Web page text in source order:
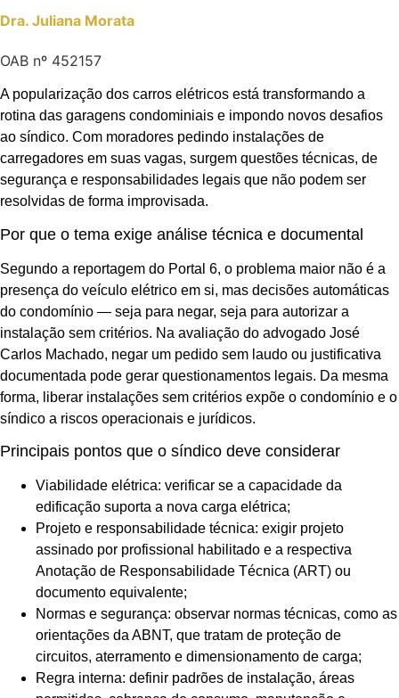
Dra. Juliana Morata
OAB nº 452157
A popularização dos carros elétricos está transformando a
rotina das garagens condominiais e impondo novos desafios
ao síndico. Com moradores pedindo instalações de
carregadores em suas vagas, surgem questões técnicas, de
segurança e responsabilidades legais que não podem ser
resolvidas de forma improvisada.
Por que o tema exige análise técnica e documental
Segundo a reportagem do Portal 6, o problema maior não é a
presença do veículo elétrico em si, mas decisões automáticas
do condomínio — seja para negar, seja para autorizar a
instalação sem critérios. Na avaliação do advogado José
Carlos Machado, negar um pedido sem laudo ou justificativa
documentada pode gerar questionamentos legais. Da mesma
forma, liberar instalações sem critérios expõe o condomínio e o
síndico a riscos operacionais e jurídicos.
Principais pontos que o síndico deve considerar
Viabilidade elétrica: verificar se a capacidade da
edificação suporta a nova carga elétrica;
Projeto e responsabilidade técnica: exigir projeto
assinado por profissional habilitado e a respectiva
Anotação de Responsabilidade Técnica (ART) ou
documento equivalente;
Normas e segurança: observar normas técnicas, como as
orientações da ABNT, que tratam de proteção de
circuitos, aterramento e dimensionamento de carga;
Regra interna: definir padrões de instalação, áreas